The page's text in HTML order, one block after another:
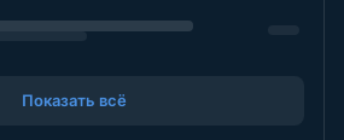
Показать всё